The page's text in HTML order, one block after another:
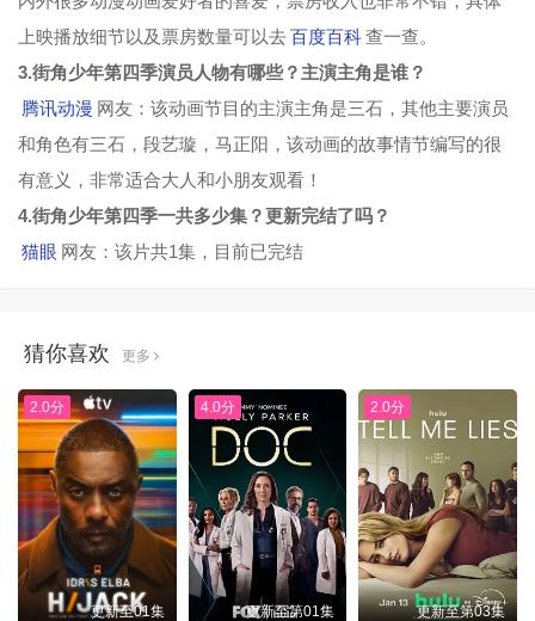
上映播放细节以及票房数量可以去百度百科查一查。
3.街角少年第四季演员人物有哪些？主演主角是谁？
腾讯动漫 网友：该动画节目的主演主角是三石，其他主要演员
和角色有三石，段艺璇，马正阳，该动画的故事情节编写的很
有意义，非常适合大人和小朋友观看！
4.街角少年第四季一共多少集？更新完结了吗？
猫眼 网友：该片共1集，目前已完结
猜你喜欢 更多
2.0分
更新至01集
4.0分
更新至第01集
2.0分
更新至第03集